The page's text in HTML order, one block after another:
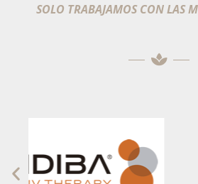
SOLO TRABAJAMOS CON LAS